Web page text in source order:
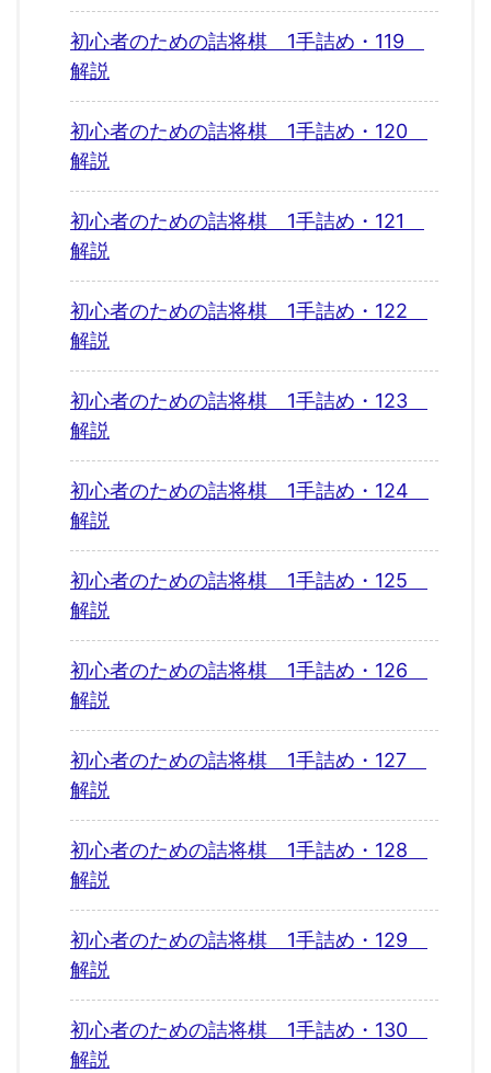
初心者のための詰将棋 1手詰め・119
解説
初心者のための詰将棋 1手詰め・120
解説
初心者のための詰将棋 1手詰め・121
解説
初心者のための詰将棋 1手詰め・122
解説
初心者のための詰将棋 1手詰め・123
解説
初心者のための詰将棋 1手詰め・124
解説
初心者のための詰将棋 1手詰め・125
解説
初心者のための詰将棋 1手詰め・126
解説
初心者のための詰将棋 1手詰め・127
解説
初心者のための詰将棋 1手詰め・128
解説
初心者のための詰将棋 1手詰め・129
解説
初心者のための詰将棋 1手詰め・130
解説